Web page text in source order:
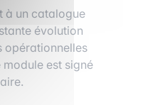
à un catalogue
évolution
opérationnelles
est signé